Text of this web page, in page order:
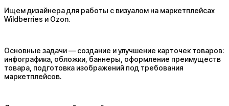
Ищем дизайнера для работы с визуалом на маркетплейсах
Wildberries и Ozon.
Основные задачи — создание и улучшение карточек товаров:
инфографика, обложки, баннеры, оформление преимуществ
товара, подготовка изображений под требования
маркетплейсов.